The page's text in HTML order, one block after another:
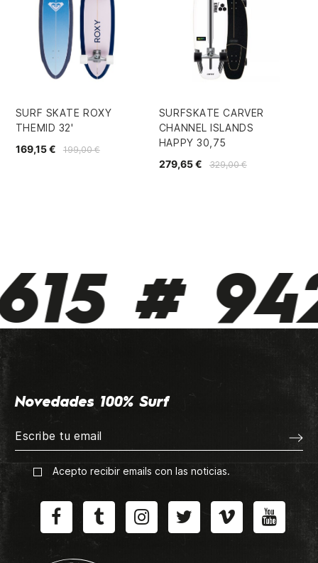
SURF SKATE ROXY
THEMID 32'
199,00 €
169,15 €
SURFSKATE CARVER
CHANNEL ISLANDS
HAPPY 30,75
329,00 €
279,65 €
#
Novedades 100% Surf
Acepto recibir emails con las noticias.